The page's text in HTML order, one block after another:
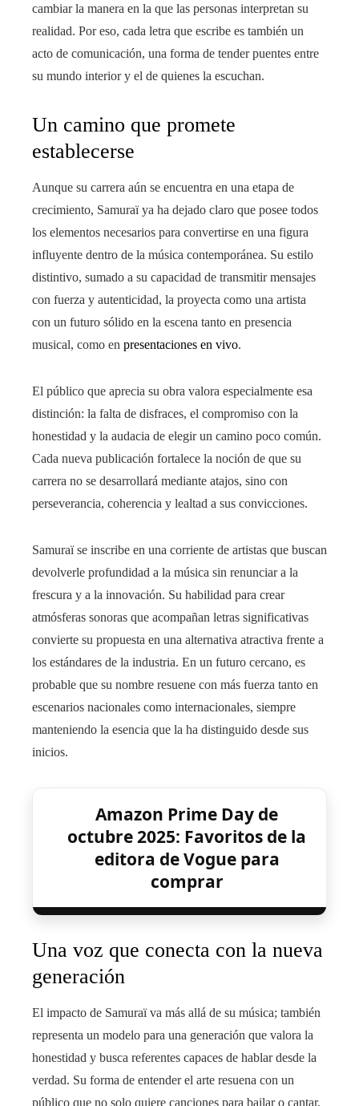
cambiar la manera en la que las personas interpretan su
realidad. Por eso, cada letra que escribe es también un
acto de comunicación, una forma de tender puentes entre
su mundo interior y el de quienes la escuchan.
Un camino que promete
establecerse
Aunque su carrera aún se encuentra en una etapa de
crecimiento, Samuraï ya ha dejado claro que posee todos
los elementos necesarios para convertirse en una figura
influyente dentro de la música contemporánea. Su estilo
distintivo, sumado a su capacidad de transmitir mensajes
con fuerza y autenticidad, la proyecta como una artista
con un futuro sólido en la escena tanto en presencia
musical, como en presentaciones en vivo.
El público que aprecia su obra valora especialmente esa
distinción: la falta de disfraces, el compromiso con la
honestidad y la audacia de elegir un camino poco común.
Cada nueva publicación fortalece la noción de que su
carrera no se desarrollará mediante atajos, sino con
perseverancia, coherencia y lealtad a sus convicciones.
Samuraï se inscribe en una corriente de artistas que buscan
devolverle profundidad a la música sin renunciar a la
frescura y a la innovación. Su habilidad para crear
atmósferas sonoras que acompañan letras significativas
convierte su propuesta en una alternativa atractiva frente a
los estándares de la industria. En un futuro cercano, es
probable que su nombre resuene con más fuerza tanto en
escenarios nacionales como internacionales, siempre
manteniendo la esencia que la ha distinguido desde sus
inicios.
Amazon Prime Day de
octubre 2025: Favoritos de la
editora de Vogue para
comprar
Una voz que conecta con la nueva
generación
El impacto de Samuraï va más allá de su música; también
representa un modelo para una generación que valora la
honestidad y busca referentes capaces de hablar desde la
verdad. Su forma de entender el arte resuena con un
público que no solo quiere canciones para bailar o cantar,